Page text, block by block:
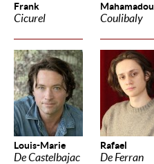
Frank
Cicurel
Mahamadou
Coulibaly
Louis-Marie
De Castelbajac
Rafael
De Ferran